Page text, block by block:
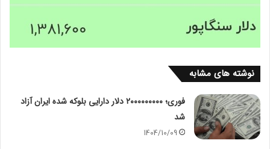
نوشته های مشابه
فوری؛ ۲۰۰۰۰۰۰۰۰۰ دلار دارایی بلوکه شده ایران آزاد
شد
1404/10/09